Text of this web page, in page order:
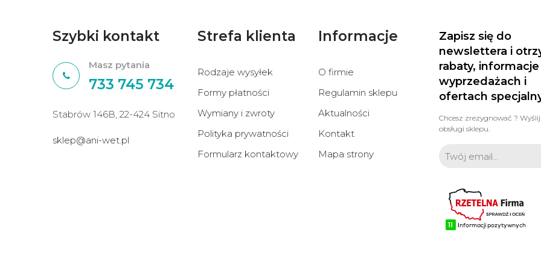
Szybki kontakt
Masz pytania
733 745 734
Stabrów 146B, 22-424 Sitno
sklep@ani-wet.pl
Strefa klienta
Rodzaje wysyłek
Formy płatności
Wymiany i zwroty
Polityka prywatności
Formularz kontaktowy
Informacje
O firmie
Regulamin sklepu
Aktualności
Kontakt
Mapa strony
Zapisz się do
newslettera i
rabaty,
wyprzedażach i
ofertach
Chcesz zrezygnować ?
obsługi sklepu.